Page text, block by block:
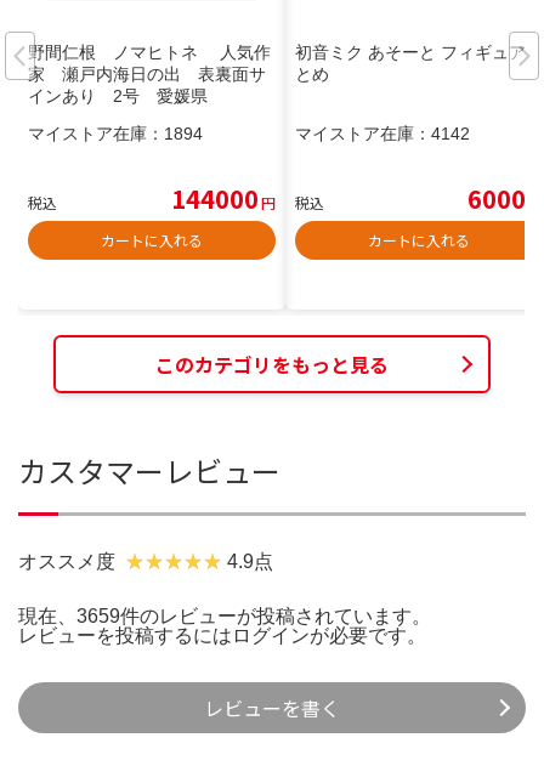
野間仁根 ノマヒトネ 人気作
家 瀬戸内海日の出 表裏面サ
インあり 2号 愛媛県
マイストア在庫： 1894
税込 144000円
カートに入れる
初音ミク あそーと フィギュアま
とめ
マイストア在庫： 4142
税込 6000
カートに入れる
このカテゴリをもっと見る
カスタマーレビュー
オススメ度 4.9点
現在、3659件のレビューが投稿されています。
レビューを投稿するには ログインが必要です。
レビューを書く